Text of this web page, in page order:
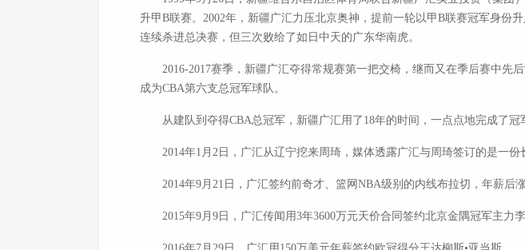
升甲B联赛。2002年，新疆广汇力压北京奥神，提前一轮以甲B联赛冠军身份
连续杀进总决赛，但三次败给了如日中天的广东华南虎。
2016-2017赛季，新疆广汇夺得常规赛第一把交椅，继而又在季后赛中先
成为CBA第六支总冠军球队。
从建队到夺得CBA总冠军，新疆广汇用了18年的时间，一点点地完成了冠
2014年1月2日，广汇从辽宁挖来周琦，媒体透露广汇与周琦签订的是一份
2014年9月21日，广汇签约前奇才、篮网NBA级别的内线布拉切，年薪后涨
2015年9月9日，广汇传闻用3年3600万元天价合同签约北京金隅冠军主力李